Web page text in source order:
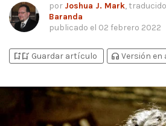
por Joshua J. Mark,
Baranda
publicado el 02 febrero 2022
bookmark_addbookmark_added Guardar artículo headphones Versión en